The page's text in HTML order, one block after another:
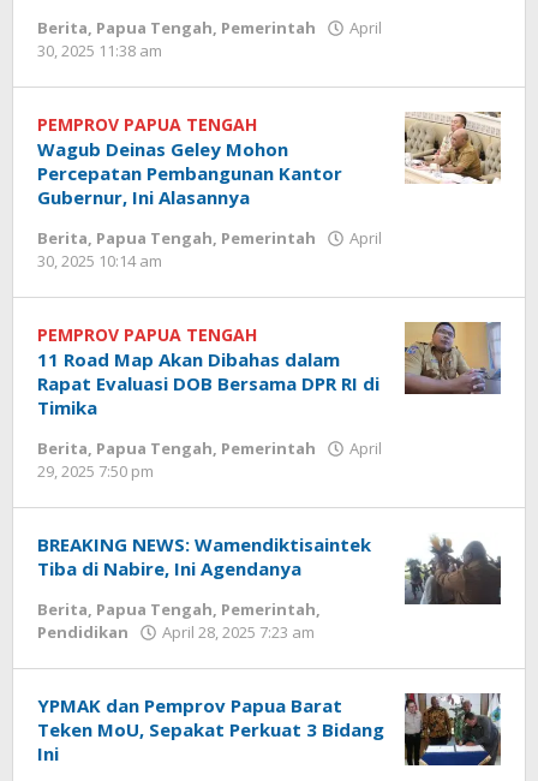
Berita, Papua Tengah, Pemerintah
April
30, 2025 11:38 am
Tomei
PEMPROV PAPUA TENGAH
Wagub Deinas Geley Mohon
Percepatan Pembangunan Kantor
Gubernur, Ini Alasannya
Berita, Papua Tengah, Pemerintah
April
30, 2025 10:14 am
Tomei
PEMPROV PAPUA TENGAH
11 Road Map Akan Dibahas dalam
Rapat Evaluasi DOB Bersama DPR RI di
Timika
Berita, Papua Tengah, Pemerintah
April
29, 2025 7:50 pm
Tomei
BREAKING NEWS: Wamendiktisaintek
Tiba di Nabire, Ini Agendanya
Berita, Papua Tengah, Pemerintah,
Pendidikan
April 28, 2025 7:23 am
Tomei
YPMAK dan Pemprov Papua Barat
Teken MoU, Sepakat Perkuat 3 Bidang
Ini